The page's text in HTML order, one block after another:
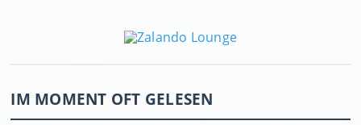
IM MOMENT OFT GELESEN